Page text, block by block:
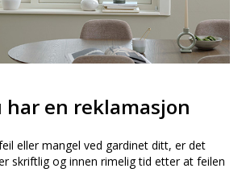
har en reklamasjon
eller mangel ved gardinet ditt, er det
skriftlig og innen rimelig tid etter at feilen